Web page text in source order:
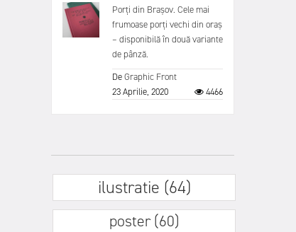
Porți din Brașov. Cele mai
frumoase porți vechi din oraș
– disponibilă în două variante
de pânză.
DeGraphic Front
23 Aprilie, 2020
4466
ilustratie (64)
poster (60)